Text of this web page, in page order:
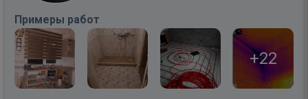
Примеры работ
+22